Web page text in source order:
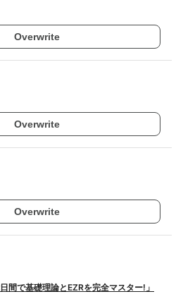
Overwrite
Overwrite
Overwrite
間で基礎理論とEZRを完全マスター!」